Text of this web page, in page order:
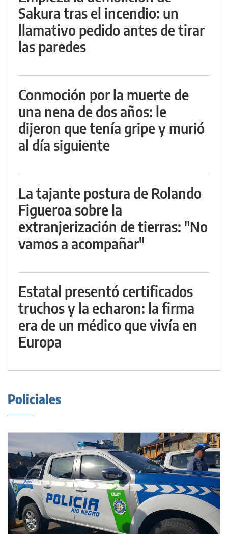
Sakura tras el incendio: un
llamativo pedido antes de tirar
las paredes
Conmoción por la muerte de
una nena de dos años: le
dijeron que tenía gripe y murió
al día siguiente
La tajante postura de Rolando
Figueroa sobre la
extranjerización de tierras: "No
vamos a acompañar"
Estatal presentó certificados
truchos y la echaron: la firma
era de un médico que vivía en
Europa
Policiales